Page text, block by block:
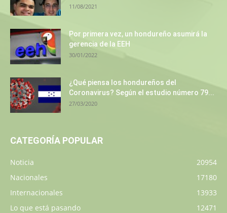
11/08/2021
Por primera vez, un hondureño asumirá la
gerencia de la EEH
30/01/2022
¿Qué piensa los hondureños del
Coronavirus? Según el estudio número 79...
27/03/2020
CATEGORÍA POPULAR
Noticia
20954
Nacionales
17180
Internacionales
13933
Lo que está pasando
12471